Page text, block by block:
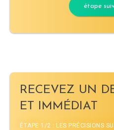
étape
RECEVEZ UN
ET IMMÉDIAT
ÉTAPE 1/2 : LES PRÉCISIONS